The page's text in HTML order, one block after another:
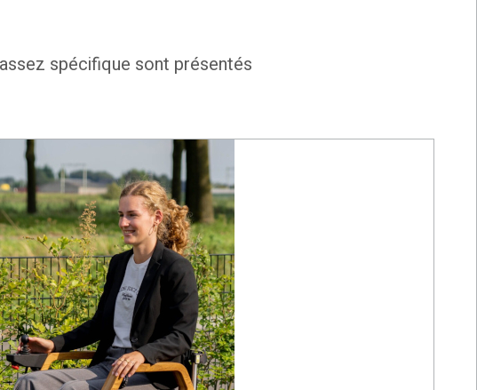
spécifique sont présentés